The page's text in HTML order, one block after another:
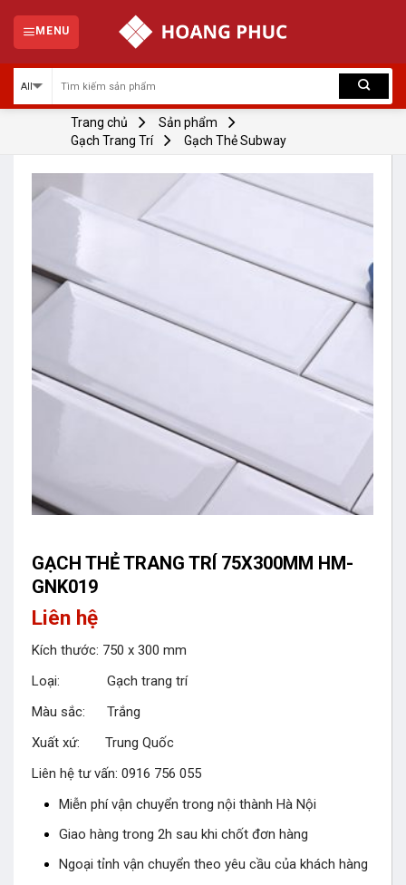
content
MENU
Trang chủ
Sản phẩm
Gạch Trang Trí
Gạch Thẻ Subway
GẠCH THẺ TRANG TRÍ 75X300MM HM-
GNK019
Liên hệ
Kích thước: 750 x 300 mm
Loại: Gạch trang trí
Màu sắc: Trắng
Xuất xứ: Trung Quốc
Liên hệ tư vấn: 0916 756 055
Miễn phí vận chuyển trong nội thành Hà Nội
Giao hàng trong 2h sau khi chốt đơn hàng
Ngoại tỉnh vận chuyển theo yêu cầu của khách hàng